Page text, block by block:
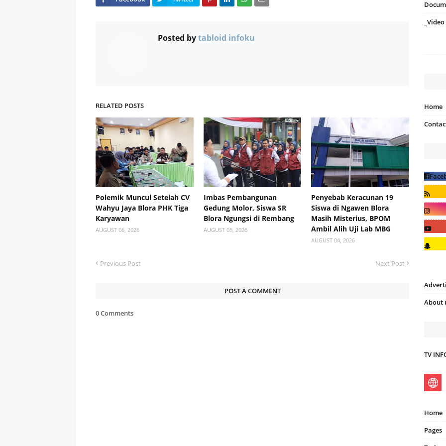
Posted bytabloid infoku
RELATED POSTS
Polemik Muncul Setelah CV
Wahyu Jaya Blora PHK Tiga
Karyawan
AUGUST 06, 2026
Imbas Pembangunan
Gedung Molor, Siswa SR
Blora Ngungsi di Rembang
AUGUST 05, 2026
Penyebab Keracunan 19
Siswa di Ngawen Blora
Masih Misterius, BPOM
Ambil Alih Uji Lab MBG
AUGUST 04, 2026
Previous Post Next Post
POST A COMMENT
0 Comments
Home
About
TV
Home
Pages